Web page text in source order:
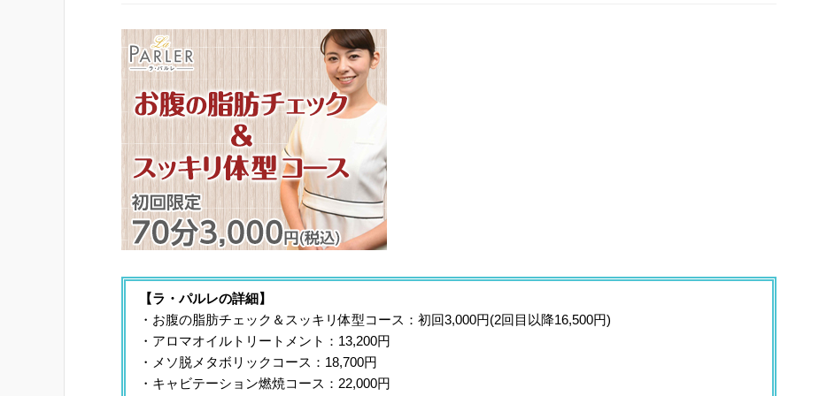
【ラ・パルレの詳細】
・お腹の脂肪チェック＆スッキリ体型コース：初回3,000円(2回目以降16,500円)
・アロマオイルトリートメント：13,200円
・メソ脱メタボリックコース：18,700円
・キャビテーション燃焼コース：22,000円